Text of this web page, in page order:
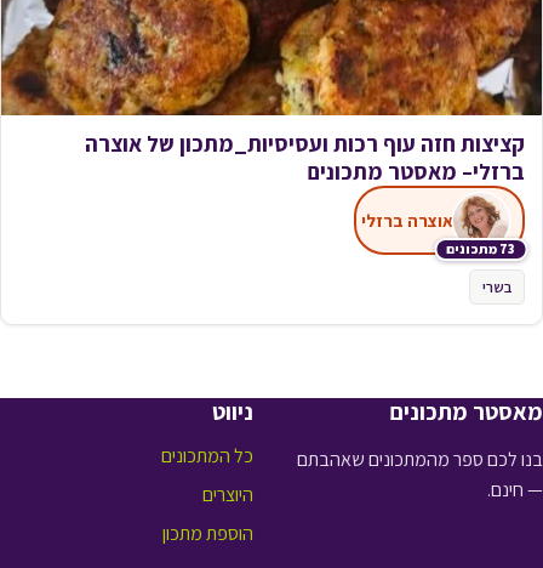
קציצות חזה עוף רכות ועסיסיות_מתכון של אוצרה
ברזלי– מאסטר מתכונים
73 מתכונים
אוצרה ברזלי
בשרי
מאסטר מתכונים
בנו לכם ספר מהמתכונים שאהבתם
— חינם.
ניווט
כל המתכונים
היוצרים
הוספת מתכון